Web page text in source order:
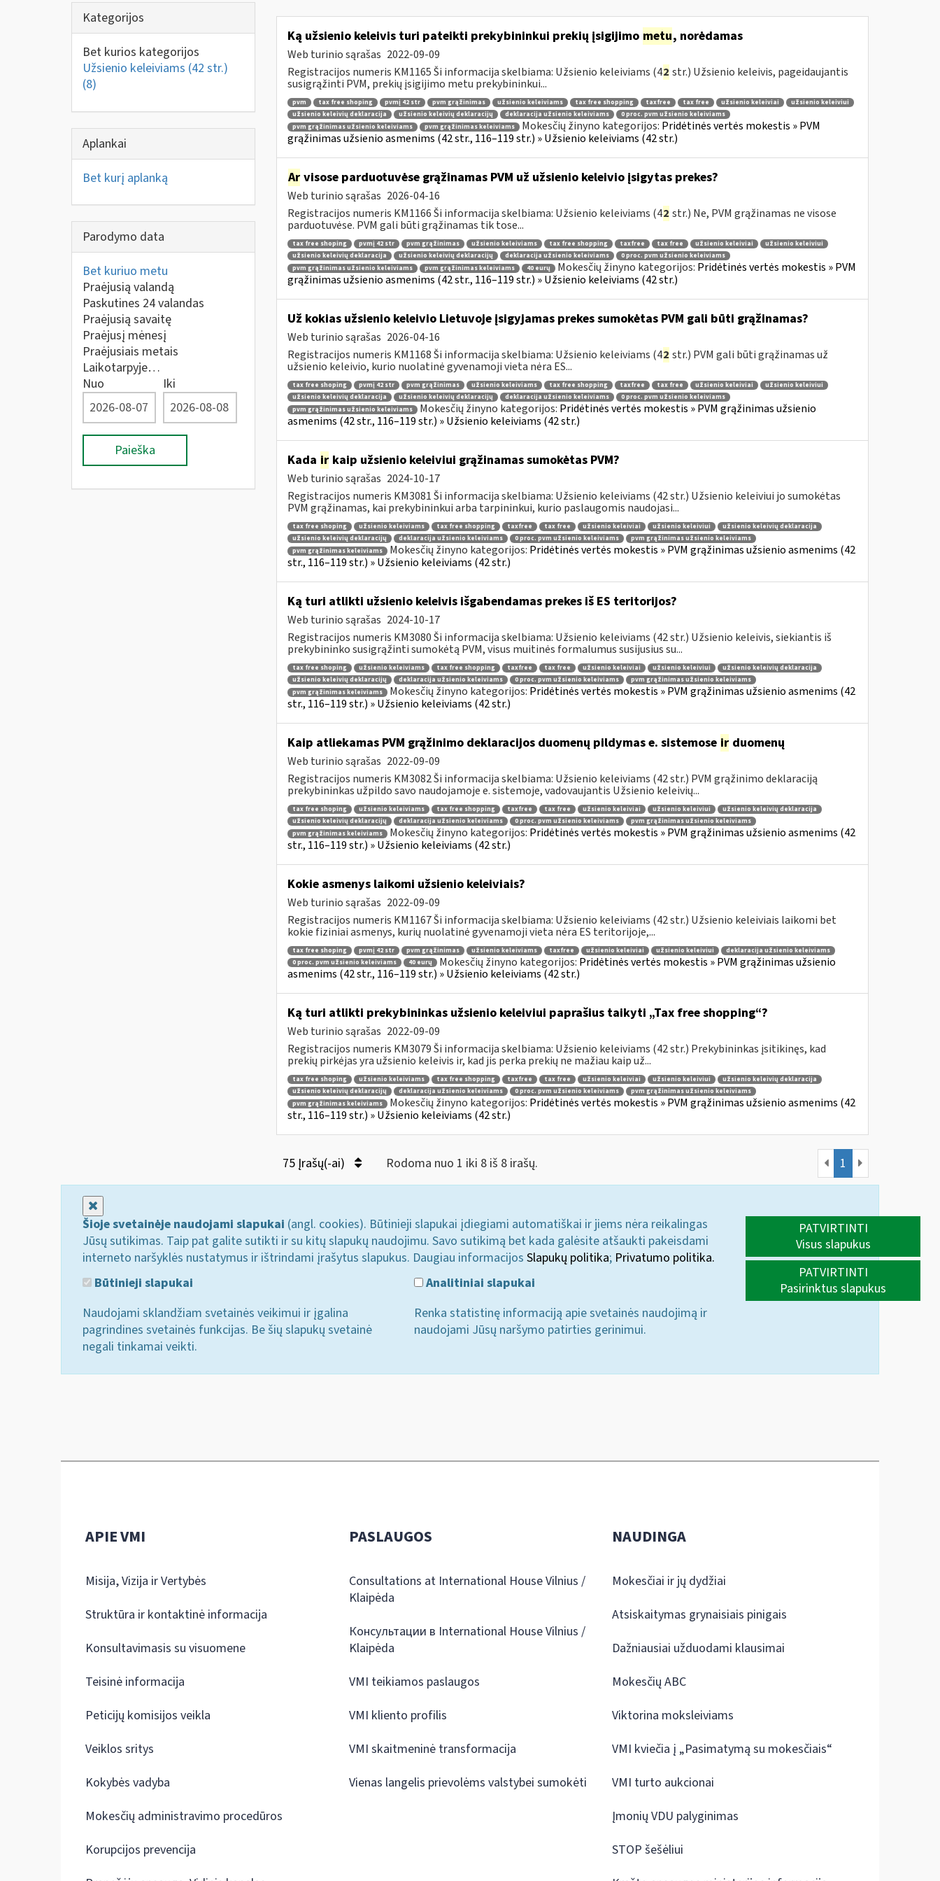
Kategorijos
Bet kurios kategorijos
Užsienio keleiviams (42 str.)
(8)
Aplankai
Bet kurį aplanką
Parodymo data
Bet kuriuo metu
Praėjusią valandą
Paskutines 24 valandas
Praėjusią savaitę
Praėjusį mėnesį
Praėjusiais metais
Laikotarpyje…
Nuo
Iki
Paieška
Ką užsienio keleivis turi pateikti prekybininkui prekių įsigijimo metu, norėdamas
Web turinio sąrašas 2022-09-09
Registracijos numeris KM1165 Ši informacija skelbiama: Užsienio keleiviams (42 str.) Užsienio keleivis, pageidaujantis
susigrąžinti PVM, prekių įsigijimo metu prekybininkui...
pvm tax free shoping pvmį 42 str pvm grąžinimas užsienio keleiviams tax free shopping taxfree tax free užsienio keleiviai
užsienio keleiviui
užsienio keleivių deklaracija
užsienio keleivių deklaracijų deklaracija užsienio keleiviams
0 proc. pvm užsienio keleiviams
pvm grąžinimas užsienio keleiviams
pvm grąžinimas keleiviams Mokesčių žinyno kategorijos: Pridėtinės vertės mokestis » PVM
grąžinimas užsienio asmenims (42 str., 116–119 str.) » Užsienio keleiviams (42 str.)
Arvisose parduotuvėse grąžinamas PVM už užsienio keleivio įsigytas prekes?
Web turinio sąrašas 2026-04-16
Registracijos numeris KM1166 Ši informacija skelbiama: Užsienio keleiviams (42 str.) Ne, PVM grąžinamas ne visose
parduotuvėse. PVM gali būti grąžinamas tik tose...
tax free shoping pvmį 42 str pvm grąžinimas užsienio keleiviams tax free shopping taxfree tax free užsienio keleiviai
užsienio keleiviui
užsienio keleivių deklaracija
užsienio keleivių deklaracijų deklaracija užsienio keleiviams
0 proc. pvm užsienio keleiviams
pvm grąžinimas užsienio keleiviams
pvm grąžinimas keleiviams 40 eurų Mokesčių žinyno kategorijos: Pridėtinės vertės mokestis » PVM
grąžinimas užsienio asmenims (42 str., 116–119 str.) » Užsienio keleiviams (42 str.)
Už kokias užsienio keleivio Lietuvoje įsigyjamas prekes sumokėtas PVM gali būti grąžinamas?
Web turinio sąrašas 2026-04-16
Registracijos numeris KM1168 Ši informacija skelbiama: Užsienio keleiviams (42 str.) PVM gali būti grąžinamas už
užsienio keleivio, kurio nuolatinė gyvenamoji vieta nėra ES...
tax free shoping pvmį 42 str pvm grąžinimas užsienio keleiviams tax free shopping taxfree tax free užsienio keleiviai
užsienio keleiviui
užsienio keleivių deklaracija
užsienio keleivių deklaracijų deklaracija užsienio keleiviams
0 proc. pvm užsienio keleiviams
pvm grąžinimas užsienio keleiviams
Mokesčių žinyno kategorijos: Pridėtinės vertės mokestis » PVM grąžinimas užsienio
asmenims (42 str., 116–119 str.) » Užsienio keleiviams (42 str.)
Kada irkaip užsienio keleiviui grąžinamas sumokėtas PVM?
Web turinio sąrašas 2024-10-17
Registracijos numeris KM3081 Ši informacija skelbiama: Užsienio keleiviams (42 str.) Užsienio keleiviui jo sumokėtas
PVM grąžinamas, kai prekybininkui arba tarpininkui, kurio paslaugomis naudojasi...
tax free shoping užsienio keleiviams tax free shopping taxfree tax free užsienio keleiviai užsienio keleiviui
užsienio keleivių deklaracija
užsienio keleivių deklaracijų
deklaracija užsienio keleiviams 0 proc. pvm užsienio keleiviams
pvm grąžinimas užsienio keleiviams
pvm grąžinimas keleiviams
Mokesčių žinyno kategorijos: Pridėtinės vertės mokestis » PVM grąžinimas užsienio asmenims (42
str., 116–119 str.) » Užsienio keleiviams (42 str.)
Ką turi atlikti užsienio keleivis išgabendamas prekes iš ES teritorijos?
Web turinio sąrašas 2024-10-17
Registracijos numeris KM3080 Ši informacija skelbiama: Užsienio keleiviams (42 str.) Užsienio keleivis, siekiantis iš
prekybininko susigrąžinti sumokėtą PVM, visus muitinės formalumus susijusius su...
tax free shoping užsienio keleiviams tax free shopping taxfree tax free užsienio keleiviai užsienio keleiviui
užsienio keleivių deklaracija
užsienio keleivių deklaracijų
deklaracija užsienio keleiviams 0 proc. pvm užsienio keleiviams
pvm grąžinimas užsienio keleiviams
pvm grąžinimas keleiviams
Mokesčių žinyno kategorijos: Pridėtinės vertės mokestis » PVM grąžinimas užsienio asmenims (42
str., 116–119 str.) » Užsienio keleiviams (42 str.)
Kaip atliekamas PVM grąžinimo deklaracijos duomenų pildymas e. sistemose irduomenų
Web turinio sąrašas 2022-09-09
Registracijos numeris KM3082 Ši informacija skelbiama: Užsienio keleiviams (42 str.) PVM grąžinimo deklaraciją
prekybininkas užpildo savo naudojamoje e. sistemoje, vadovaujantis Užsienio keleivių...
tax free shoping užsienio keleiviams tax free shopping taxfree tax free užsienio keleiviai užsienio keleiviui
užsienio keleivių deklaracija
užsienio keleivių deklaracijų
deklaracija užsienio keleiviams 0 proc. pvm užsienio keleiviams
pvm grąžinimas užsienio keleiviams
pvm grąžinimas keleiviams
Mokesčių žinyno kategorijos: Pridėtinės vertės mokestis » PVM grąžinimas užsienio asmenims (42
str., 116–119 str.) » Užsienio keleiviams (42 str.)
Kokie asmenys laikomi užsienio keleiviais?
Web turinio sąrašas 2022-09-09
Registracijos numeris KM1167 Ši informacija skelbiama: Užsienio keleiviams (42 str.) Užsienio keleiviais laikomi bet
kokie fiziniai asmenys, kurių nuolatinė gyvenamoji vieta nėra ES teritorijoje,...
tax free shoping pvmį 42 str pvm grąžinimas užsienio keleiviams taxfree užsienio keleiviai užsienio keleiviui
deklaracija užsienio keleiviams
0 proc. pvm užsienio keleiviams
40 eurų Mokesčių žinyno kategorijos: Pridėtinės vertės mokestis » PVM grąžinimas užsienio
asmenims (42 str., 116–119 str.) » Užsienio keleiviams (42 str.)
Ką turi atlikti prekybininkas užsienio keleiviui paprašius taikyti „Tax free shopping“?
Web turinio sąrašas 2022-09-09
Registracijos numeris KM3079 Ši informacija skelbiama: Užsienio keleiviams (42 str.) Prekybininkas įsitikinęs, kad
prekių pirkėjas yra užsienio keleivis ir, kad jis perka prekių ne mažiau kaip už...
tax free shoping užsienio keleiviams tax free shopping taxfree tax free užsienio keleiviai užsienio keleiviui
užsienio keleivių deklaracija
užsienio keleivių deklaracijų
deklaracija užsienio keleiviams 0 proc. pvm užsienio keleiviams
pvm grąžinimas užsienio keleiviams
pvm grąžinimas keleiviams
Mokesčių žinyno kategorijos: Pridėtinės vertės mokestis » PVM grąžinimas užsienio asmenims (42
str., 116–119 str.) » Užsienio keleiviams (42 str.)
75 Įrašų(-ai) Rodoma nuo 1 iki 8 iš 8 irašų. 1
Šioje svetainėje naudojami slapukai (angl. cookies). Būtinieji slapukai įdiegiami automatiškai ir jiems nėra reikalingas
Jūsų sutikimas. Taip pat galite sutikti ir su kitų slapukų naudojimu. Savo sutikimą bet kada galėsite atšaukti pakeisdami
interneto naršyklės nustatymus ir ištrindami įrašytus slapukus. Daugiau informacijos Slapukų politika; Privatumo politika.
Būtinieji slapukai
Naudojami sklandžiam svetainės veikimui ir įgalina
pagrindines svetainės funkcijas. Be šių slapukų svetainė
negali tinkamai veikti.
Analitiniai slapukai
Renka statistinę informaciją apie svetainės naudojimą ir
naudojami Jūsų naršymo patirties gerinimui.
PATVIRTINTI
Visus slapukus
PATVIRTINTI
Pasirinktus slapukus
APIE VMI
Misija, Vizija ir Vertybės
Struktūra ir kontaktinė informacija
Konsultavimasis su visuomene
Teisinė informacija
Peticijų komisijos veikla
Veiklos sritys
Kokybės vadyba
Mokesčių administravimo procedūros
Korupcijos prevencija
PASLAUGOS
Consultations at International House Vilnius /
Klaipėda
Консультации в International House Vilnius /
Klaipėda
VMI teikiamos paslaugos
VMI kliento profilis
VMI skaitmeninė transformacija
Vienas langelis prievolėms valstybei sumokėti
NAUDINGA
Mokesčiai ir jų dydžiai
Atsiskaitymas grynaisiais pinigais
Dažniausiai užduodami klausimai
Mokesčių ABC
Viktorina moksleiviams
VMI kviečia į „Pasimatymą su mokesčiais“
VMI turto aukcionai
Įmonių VDU palyginimas
STOP šešėliui